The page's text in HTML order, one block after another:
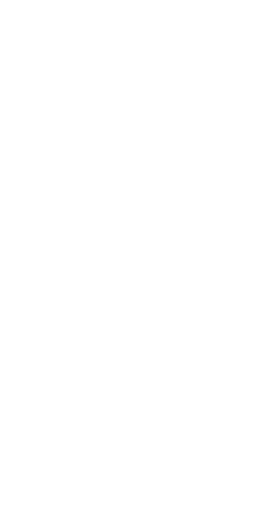
ir dengta PVC, vielos